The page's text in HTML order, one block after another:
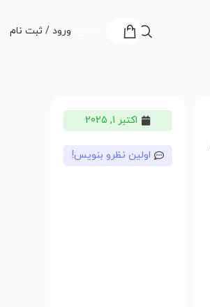
ورود / ثبت نام
اکتبر 1, 2025
اولین نظرو بنویس!